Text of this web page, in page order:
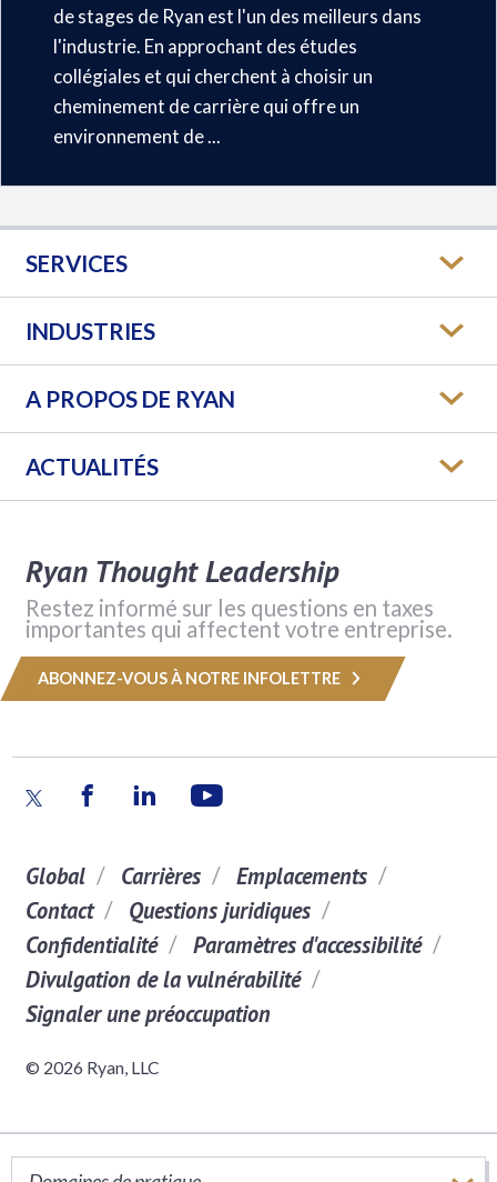
de stages de Ryan est l'un des meilleurs dans
l'industrie. En approchant des études
collégiales et qui cherchent à choisir un
cheminement de carrière qui offre un
environnement de ...
SERVICES
INDUSTRIES
A PROPOS DE RYAN
ACTUALITÉS
Ryan Thought Leadership
Restez informé sur les questions en taxes
importantes qui affectent votre entreprise.
ABONNEZ-VOUS À NOTRE INFOLETTRE
Global Carrières
Emplacements
Contact
Questions juridiques
Confidentialité
Paramètres d'accessibilité
Divulgation de la vulnérabilité
Signaler une préoccupation
© 2026 Ryan, LLC